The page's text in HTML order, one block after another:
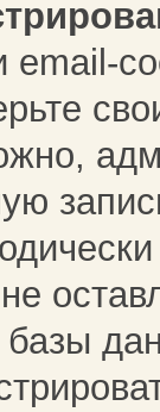
email-